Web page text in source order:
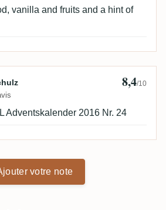
vanilla and fruits and a hint of
Schulz 8,4/10
Adventskalender 2016 Nr. 24
votre note